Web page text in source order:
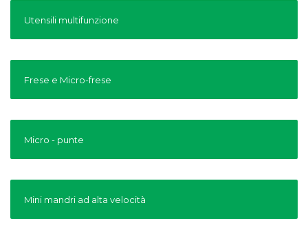
Utensili multifunzione
Frese e Micro-frese
Micro - punte
Mini mandri ad alta velocità